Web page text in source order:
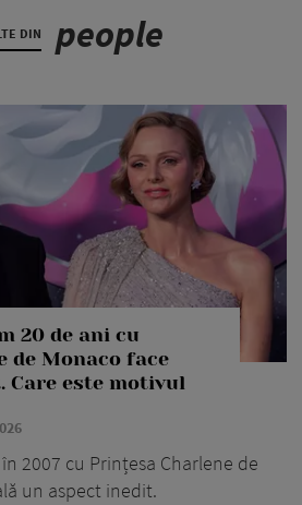
DIN people
20 de ani cu
de Monaco face
Care este motivul
2007 cu Prințesa Charlene de
un aspect inedit.